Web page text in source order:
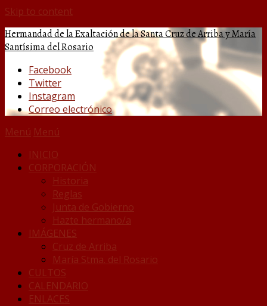
Skip to content
Hermandad de la Exaltación de la Santa Cruz de Arriba y María
Santísima del Rosario
Facebook
Twitter
Instagram
Correo electrónico
Menú Menú
INICIO
CORPORACIÓN
Historia
Reglas
Junta de Gobierno
Hazte hermano/a
IMÁGENES
Cruz de Arriba
María Stma. del Rosario
CULTOS
CALENDARIO
ENLACES